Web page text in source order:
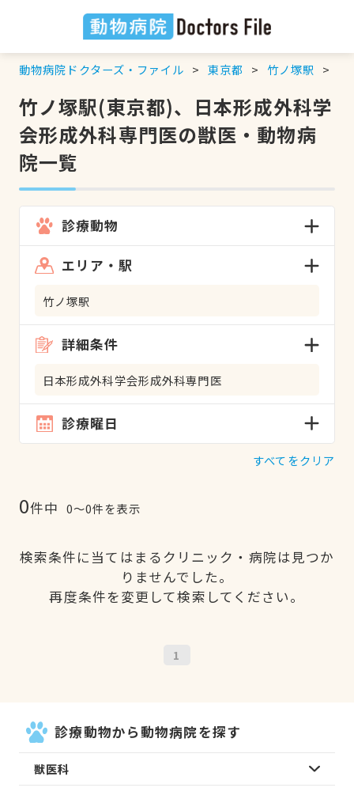
動物病院ドクターズ・ファイル 東京都 竹ノ塚駅
竹ノ塚駅(東京都)、日本形成外科学
会形成外科専門医の獣医・動物病
院一覧
診療動物
エリア・駅
竹ノ塚駅
詳細条件
日本形成外科学会形成外科専門医
診療曜日
すべてをクリア
0件中 0〜0件を表示
検索条件に当てはまるクリニック・病院は見つか
りませんでした。
再度条件を変更して検索してください。
1
診療動物から動物病院を探す
獣医科